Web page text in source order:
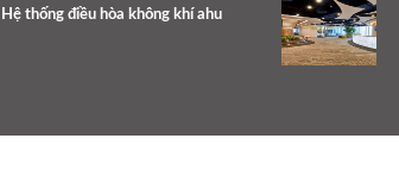
Hệ thống điều hòa không khí ahu